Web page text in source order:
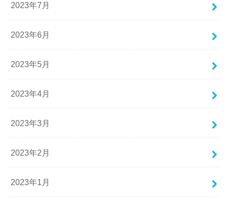
2023年7月
2023年6月
2023年5月
2023年4月
2023年3月
2023年2月
2023年1月